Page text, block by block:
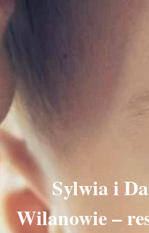
Sylwia i
Wilanowie –